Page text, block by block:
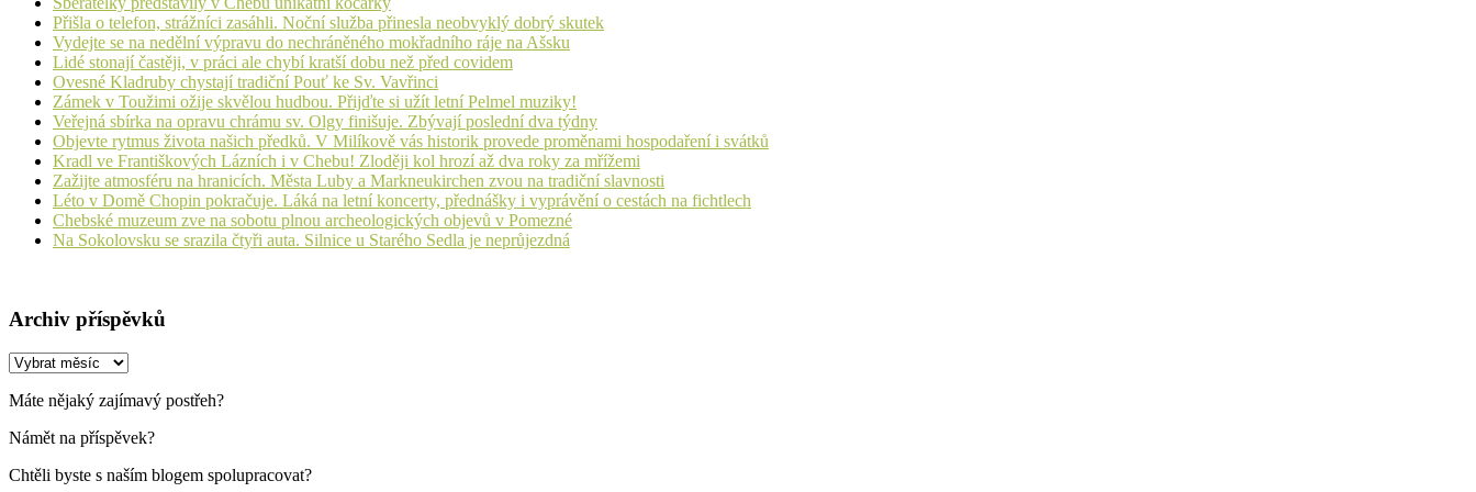
Přišla o telefon, strážníci zasáhli. Noční služba přinesla neobvyklý dobrý skutek
Vydejte se na nedělní výpravu do nechráněného mokřadního ráje na Ašsku
Lidé stonají častěji, v práci ale chybí kratší dobu než před covidem
Ovesné Kladruby chystají tradiční Pouť ke Sv. Vavřinci
Zámek v Toužimi ožije skvělou hudbou. Přijďte si užít letní Pelmel muziky!
Veřejná sbírka na opravu chrámu sv. Olgy finišuje. Zbývají poslední dva týdny
Objevte rytmus života našich předků. V Milíkově vás historik provede proměnami hospodaření i svátků
Kradl ve Františkových Lázních i v Chebu! Zloději kol hrozí až dva roky za mřížemi
Zažijte atmosféru na hranicích. Města Luby a Markneukirchen zvou na tradiční slavnosti
Léto v Domě Chopin pokračuje. Láká na letní koncerty, přednášky i vyprávění o cestách na fichtlech
Chebské muzeum zve na sobotu plnou archeologických objevů v Pomezné
Na Sokolovsku se srazila čtyři auta. Silnice u Starého Sedla je neprůjezdná
Archiv příspěvků
Archiv
Máte nějaký zajímavý postřeh?
Námět na příspěvek?
Chtěli byste s naším blogem spolupracovat?